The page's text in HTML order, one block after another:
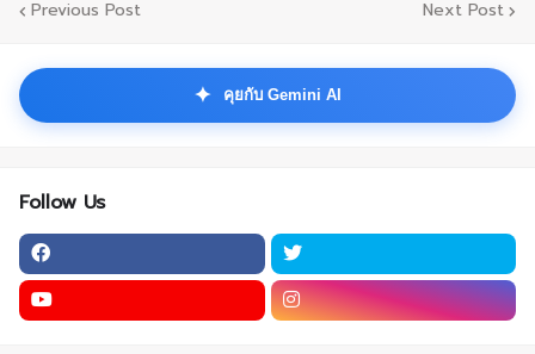
Previous Post Next Post
✦ คุยกับ Gemini AI
Follow Us